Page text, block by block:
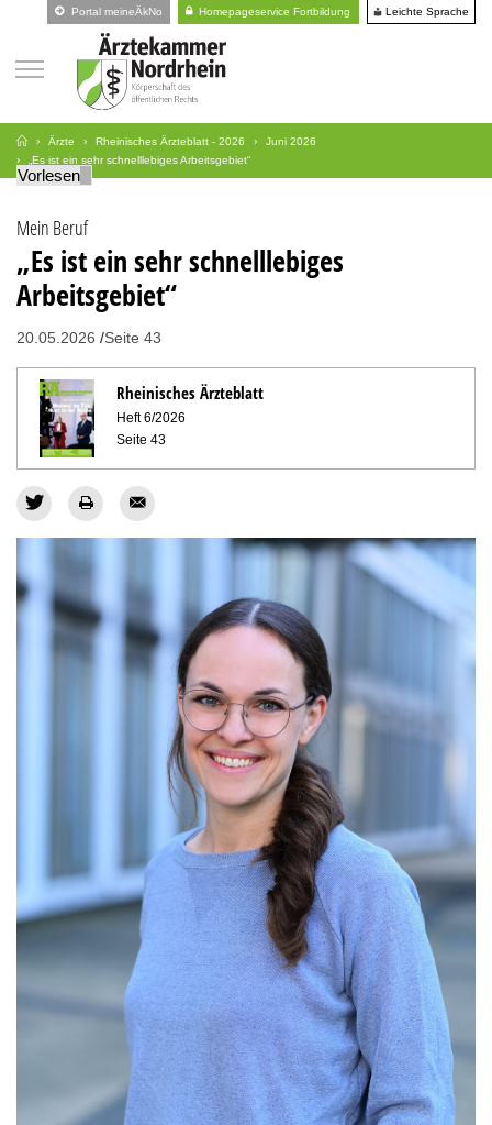
Portal meineÄkNo Homepageservice Fortbildung Leichte Sprache
Ärzte Rheinisches Ärzteblatt - 2026
Juni 2026
„Es ist ein sehr schnelllebiges Arbeitsgebiet“
Vorlesen
Mein Beruf
„Es ist ein sehr schnelllebiges
Arbeitsgebiet“
20.05.2026 Seite 43
Rheinisches Ärzteblatt
Heft 6/2026
Seite 43